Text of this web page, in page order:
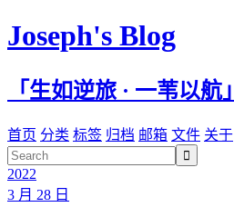
Joseph's Blog
「生如逆旅 · 一苇以航」
首页 分类 标签 归档 邮箱 文件 关于

2022
3 月 28 日